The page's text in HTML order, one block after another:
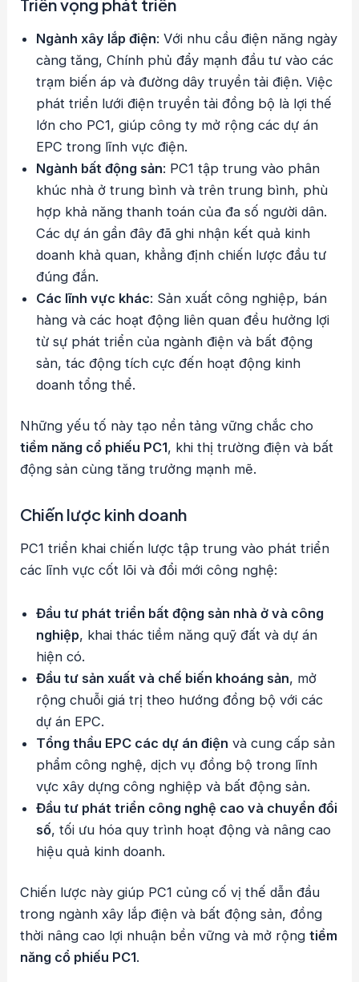
Triển vọng phát triển
Ngành xây lắp điện: Với nhu cầu điện năng ngày
càng tăng, Chính phủ đẩy mạnh đầu tư vào các
trạm biến áp và đường dây truyền tải điện. Việc
phát triển lưới điện truyền tải đồng bộ là lợi thế
lớn cho PC1, giúp công ty mở rộng các dự án
EPC trong lĩnh vực điện.
Ngành bất động sản: PC1 tập trung vào phân
khúc nhà ở trung bình và trên trung bình, phù
hợp khả năng thanh toán của đa số người dân.
Các dự án gần đây đã ghi nhận kết quả kinh
doanh khả quan, khẳng định chiến lược đầu tư
đúng đắn.
Các lĩnh vực khác: Sản xuất công nghiệp, bán
hàng và các hoạt động liên quan đều hưởng lợi
từ sự phát triển của ngành điện và bất động
sản, tác động tích cực đến hoạt động kinh
doanh tổng thể.
Những yếu tố này tạo nền tảng vững chắc cho
tiềm năng cổ phiếu PC1, khi thị trường điện và bất
động sản cùng tăng trưởng mạnh mẽ.
Chiến lược kinh doanh
PC1 triển khai chiến lược tập trung vào phát triển
các lĩnh vực cốt lõi và đổi mới công nghệ:
Đầu tư phát triển bất động sản nhà ở và công
nghiệp, khai thác tiềm năng quỹ đất và dự án
hiện có.
Đầu tư sản xuất và chế biến khoáng sản, mở
rộng chuỗi giá trị theo hướng đồng bộ với các
dự án EPC.
Tổng thầu EPC các dự án điện và cung cấp sản
phẩm công nghệ, dịch vụ đồng bộ trong lĩnh
vực xây dựng công nghiệp và bất động sản.
Đầu tư phát triển công nghệ cao và chuyển đổi
số, tối ưu hóa quy trình hoạt động và nâng cao
hiệu quả kinh doanh.
Chiến lược này giúp PC1 củng cố vị thế dẫn đầu
trong ngành xây lắp điện và bất động sản, đồng
thời nâng cao lợi nhuận bền vững và mở rộngtiềm
năng cổ phiếu PC1.